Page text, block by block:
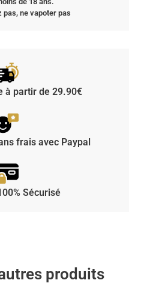
pas, ne vapoter pas
à partir de 29.90€
frais avec Paypal
Sécurisé
produits